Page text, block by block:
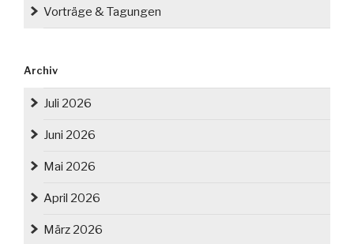
Vorträge & Tagungen
Archiv
Juli 2026
Juni 2026
Mai 2026
April 2026
März 2026